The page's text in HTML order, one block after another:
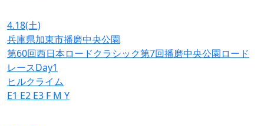
4.18(土)
兵庫県加東市播磨中央公園
第60回西日本ロードクラシック第7回播磨中央公園ロード
レースDay1
ヒルクライム
E1 E2 E3 F M Y